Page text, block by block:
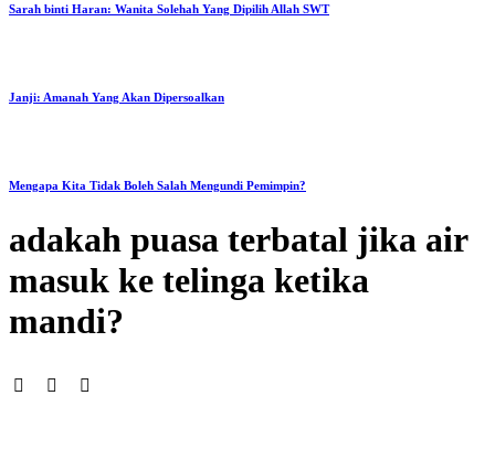
Sarah binti Haran: Wanita Solehah Yang Dipilih Allah SWT
Janji: Amanah Yang Akan Dipersoalkan
Mengapa Kita Tidak Boleh Salah Mengundi Pemimpin?
adakah puasa terbatal jika air
masuk ke telinga ketika
mandi?